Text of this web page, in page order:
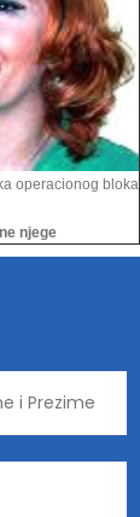
operacionog bloka
njege